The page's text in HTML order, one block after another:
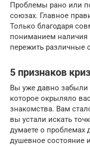
Проблемы рано или
союзах. Главное
Только благодаря
пониманием
пережить различные
5 признаков
Вы уже давно забыли
которое окрыляло
знакомства. Вам
вы устали искать
думаете о проблемах
душевное состояние